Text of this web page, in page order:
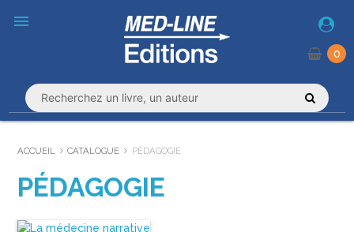
menu
0
ACCUEIL CATALOGUE PÉDAGOGIE
PÉDAGOGIE